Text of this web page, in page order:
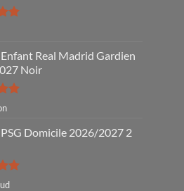
Real Madrid Gardien
Noir
Domicile 2026/2027 2